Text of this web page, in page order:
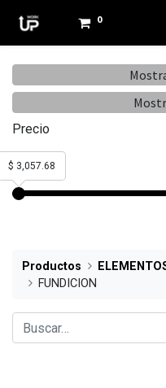
0
Precio
$ 3,057.68
Productos
FUNDICION